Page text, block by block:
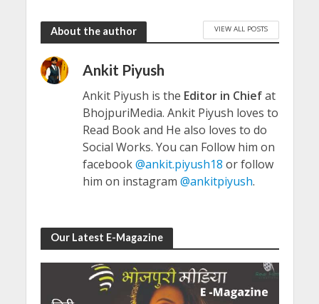
About the author VIEW ALL POSTS
Ankit Piyush
Ankit Piyush is the Editor in Chiefat
BhojpuriMedia. Ankit Piyush loves to
Read Book and He also loves to do
Social Works. You can Follow him on
facebook@ankit.piyush18 or follow
him on instagram @ankitpiyush.
Our Latest E-Magazine